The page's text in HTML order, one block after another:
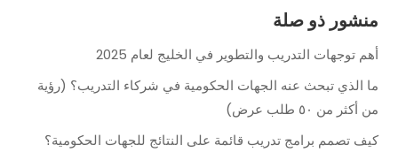
منشور ذو صلة
أهم توجهات التدريب والتطوير في الخليج لعام 2025
ما الذي تبحث عنه الجهات الحكومية في شركاء التدريب؟ (رؤية
من أكثر من ٥٠ طلب عرض)
كيف تصمم برامج تدريب قائمة على النتائج للجهات الحكومية؟